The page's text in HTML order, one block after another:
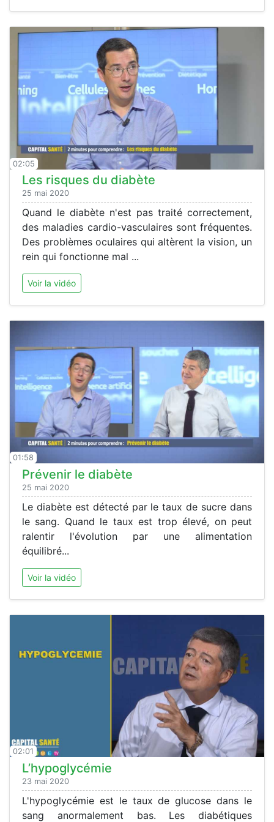
02:05
Les risques du diabète
25 mai 2020
Quand le diabète n'est pas traité correctement,
des maladies cardio-vasculaires sont fréquentes.
Des problèmes oculaires qui altèrent la vision, un
rein qui fonctionne mal ...
Voir la vidéo
01:58
Prévenir le diabète
25 mai 2020
Le diabète est détecté par le taux de sucre dans
le sang. Quand le taux est trop élevé, on peut
ralentir l'évolution par une alimentation
équilibré...
Voir la vidéo
02:01
L’hypoglycémie
23 mai 2020
L'hypoglycémie est le taux de glucose dans le
sang anormalement bas. Les diabétiques